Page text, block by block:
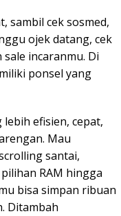
sambil cek sosmed,
ojek datang, cek
incaranmu. Di
ponsel yang
lebih efisien, cepat,
Mau
santai,
RAM hingga
bisa simpan ribuan
Ditambah